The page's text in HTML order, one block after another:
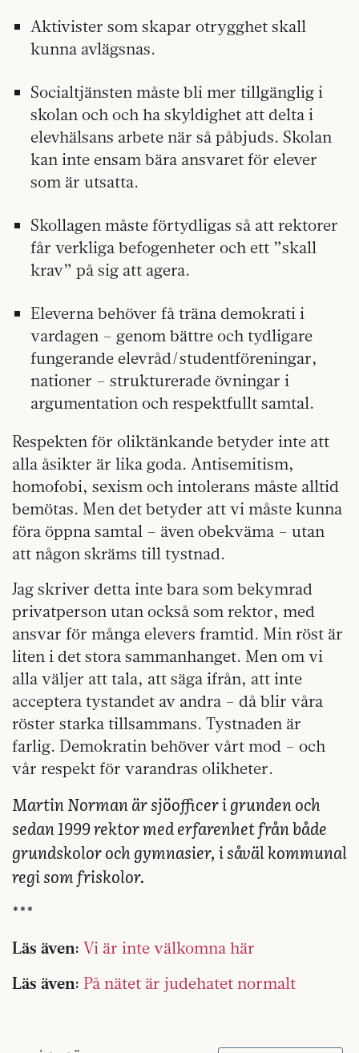
Aktivister som skapar otrygghet skall
kunna avlägsnas.
Socialtjänsten måste bli mer tillgänglig i
skolan och och ha skyldighet att delta i
elevhälsans arbete när så påbjuds. Skolan
kan inte ensam bära ansvaret för elever
som är utsatta.
Skollagen måste förtydligas så att rektorer
får verkliga befogenheter och ett ”skall
krav” på sig att agera.
Eleverna behöver få träna demokrati i
vardagen – genom bättre och tydligare
fungerande elevråd/studentföreningar,
nationer – strukturerade övningar i
argumentation och respektfullt samtal.
Respekten för oliktänkande betyder inte att
alla åsikter är lika goda. Antisemitism,
homofobi, sexism och intolerans måste alltid
bemötas. Men det betyder att vi måste kunna
föra öppna samtal – även obekväma – utan
att någon skräms till tystnad.
Jag skriver detta inte bara som bekymrad
privatperson utan också som rektor, med
ansvar för många elevers framtid. Min röst är
liten i det stora sammanhanget. Men om vi
alla väljer att tala, att säga ifrån, att inte
acceptera tystandet av andra – då blir våra
röster starka tillsammans. Tystnaden är
farlig. Demokratin behöver vårt mod – och
vår respekt för varandras olikheter.
Martin Norman är sjöofficer i grunden och
sedan 1999 rektor med erfarenhet från både
grundskolor och gymnasier, i såväl kommunal
regi som friskolor.
***
Läs även: Vi är inte välkomna här
Läs även: På nätet är judehatet normalt